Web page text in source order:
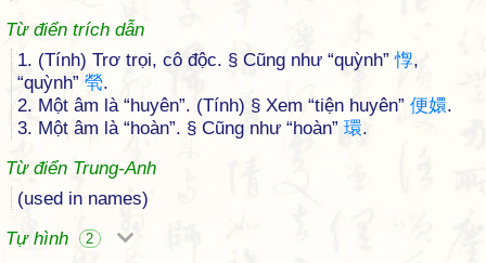
Từ điển trích dẫn
1. (Tính) Trơ trọi, cô độc. § Cũng như “quỳnh”惸,
“quỳnh” 煢.
2. Một âm là “huyên”. (Tính) § Xem “tiện huyên” 便嬛.
3. Một âm là “hoàn”. § Cũng như “hoàn” 環.
Từ điển Trung-Anh
(used in names)
Tự hình
2